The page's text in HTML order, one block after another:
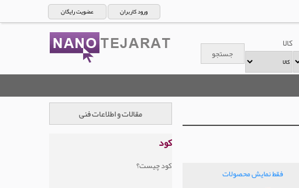
ورود کاربران عضویت رایگان
کالا
مقالات و اطلاعات فنی
کود
کود چیست؟
فقط نمایش محصولات